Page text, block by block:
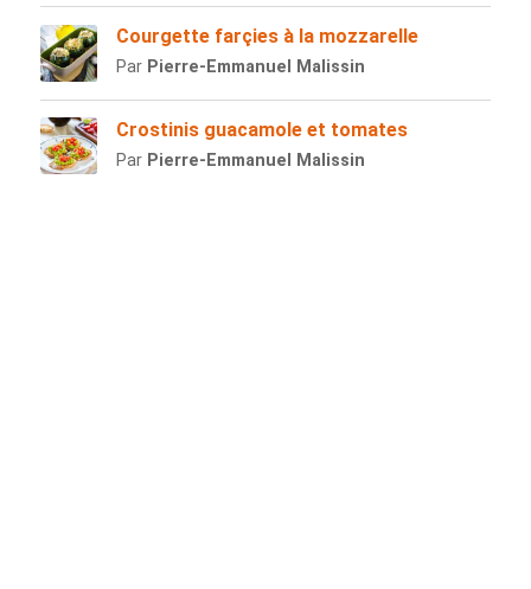
Courgette farçies à la mozzarelle
Par Pierre-Emmanuel Malissin
Crostinis guacamole et tomates
Par Pierre-Emmanuel Malissin